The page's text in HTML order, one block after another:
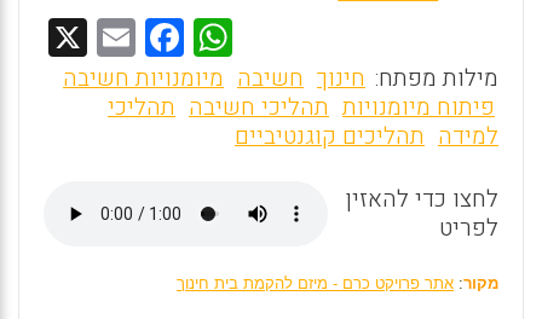
W
h
at
A
p
p
F
a
ce
o
o
E
m מילות מפתח: חינוך חשיבה מיומנויות חשיבה
פיתוח מיומנויות תהליכי חשיבה תהליכי
למידה תהליכים קוגנטיביים
לחצו כדי להאזין
לפריט
מקור: אתר פרויקט כרם - מיזם להקמת בית חינוך